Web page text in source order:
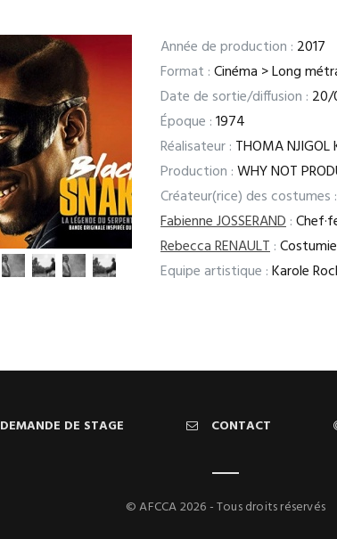
Année de production : 2017
Format :Cinéma > Long
Date de sortie/diffusion : 20/
Époque :1974
Réalisateur : THOMA NJIGOL
Production :WHY NOT
Créateur(rice) des costumes :
Fabienne JOSSERAND:
Rebecca RENAULT:
Equipe artistique :Karole
DEMANDE DE STAGE CONTACT
© AFCCA 2026 - Tous droits réservés